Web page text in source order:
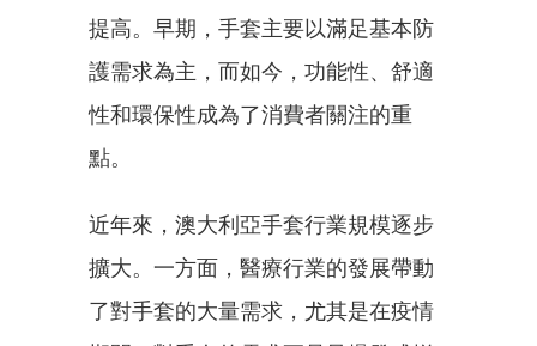
提高。早期，手套主要以滿足基本防
護需求為主，而如今，功能性、舒適
性和環保性成為了消費者關注的重
點。
近年來，澳大利亞手套行業規模逐步
擴大。一方面，醫療行業的發展帶動
了對手套的大量需求，尤其是在疫情